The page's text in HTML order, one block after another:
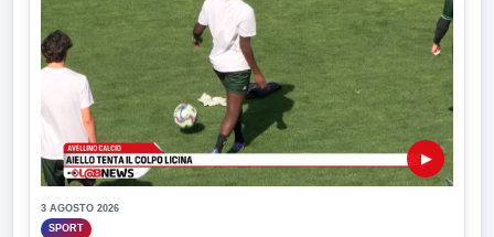
▶
3 AGOSTO 2026
SPORT